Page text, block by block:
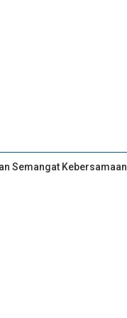
Semangat Kebersamaan